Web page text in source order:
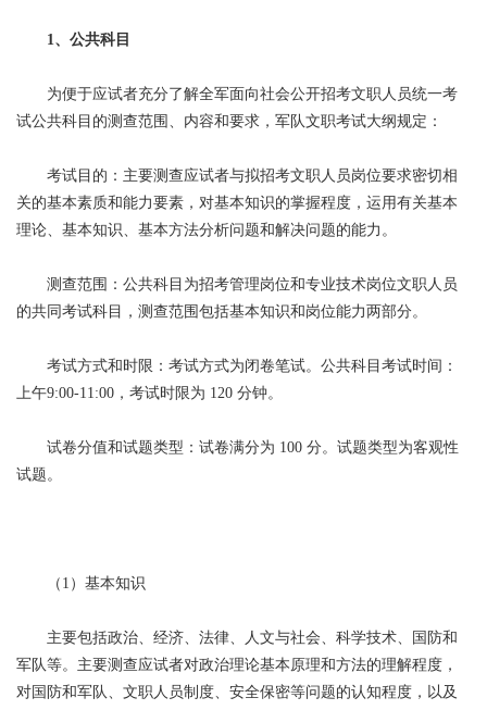
1、公共科目
为便于应试者充分了解全军面向社会公开招考文职人员统一考
试公共科目的测查范围、内容和要求，军队文职考试大纲规定：
考试目的：主要测查应试者与拟招考文职人员岗位要求密切相
关的基本素质和能力要素，对基本知识的掌握程度，运用有关基本
理论、基本知识、基本方法分析问题和解决问题的能力。
测查范围：公共科目为招考管理岗位和专业技术岗位文职人员
的共同考试科目，测查范围包括基本知识和岗位能力两部分。
考试方式和时限：考试方式为闭卷笔试。公共科目考试时间：
上午9:00-11:00，考试时限为 120 分钟。
试卷分值和试题类型：试卷满分为 100 分。试题类型为客观性
试题。
（1）基本知识
主要包括政治、经济、法律、人文与社会、科学技术、国防和
军队等。主要测查应试者对政治理论基本原理和方法的理解程度，
对国防和军队、文职人员制度、安全保密等问题的认知程度，以及